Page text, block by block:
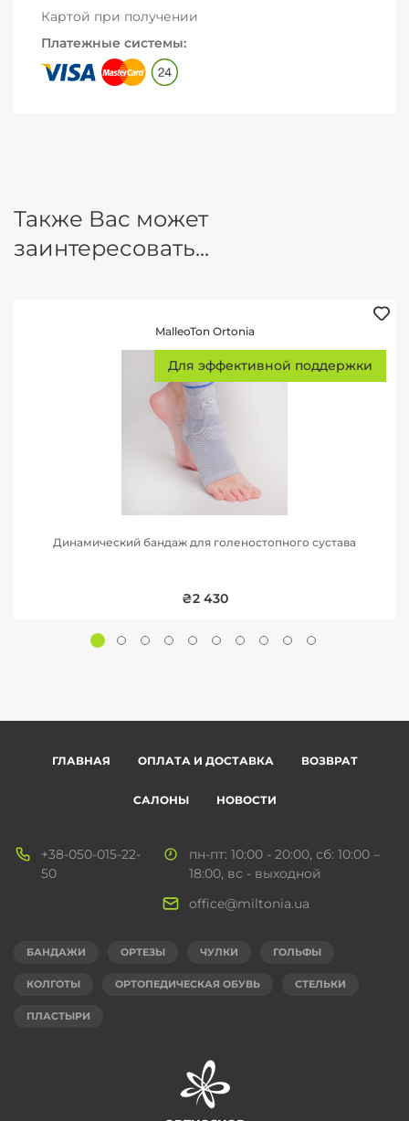
Картой при получении
Платежные системы:
Также Вас может
заинтересовать...
MalleoTon Ortonia
Для эффективной поддержки
Динамический бандаж для голеностопного сустава
₴2 430
пн-пт: 10:00 - 20:00, сб: 10:00 –
18:00, вс - выходной
+38-050-015-22-
50
office@miltonia.ua
БАНДАЖИ ОРТЕЗЫ ЧУЛКИ ГОЛЬФЫ
КОЛГОТЫ ОРТОПЕДИЧЕСКАЯ ОБУВЬ СТЕЛЬКИ
ПЛАСТЫРИ
ГЛАВНАЯ ОПЛАТА И ДОСТАВКА ВОЗВРАТ
САЛОНЫ НОВОСТИ